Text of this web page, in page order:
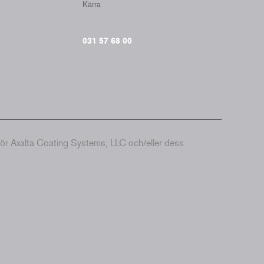
Kärra
031 57 68 00
Axalta Coating Systems, LLC och/eller dess